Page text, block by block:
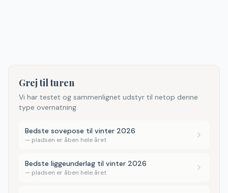
Grej til turen
Vi har testet og sammenlignet udstyr til netop denne
type overnatning.
Bedste sovepose til vinter 2026
— pladsen er åben hele året
Bedste liggeunderlag til vinter 2026
— pladsen er åben hele året